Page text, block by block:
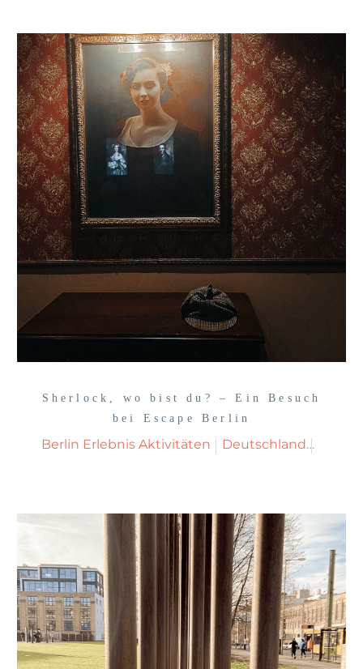
Sherlock, wo bist du? – Ein Besuch
bei Escape Berlin
Berlin Erlebnis Aktivitäten Deutschland